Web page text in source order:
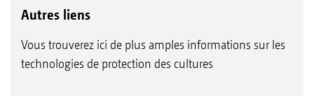
Autres liens
Vous trouverez ici de plus amples informations sur les
technologies de protection des cultures